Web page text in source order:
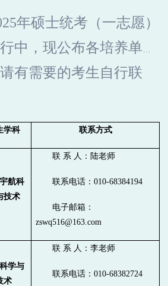
年硕士统考（一志愿）
中，现公布各培养单位
有需要的考生自行联
学科 联系方式
航科
技术
联 系 人：陆老师
联系电话：010-68384194
电子邮箱：
zswq516@163.com
学与
术
联 系 人：李老师
联系电话：010-68382724